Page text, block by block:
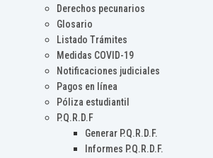
Derechos pecunarios
Glosario
Listado Trámites
Medidas COVID-19
Notificaciones judiciales
Pagos en línea
Póliza estudiantil
P.Q.R.D.F
Generar P.Q.R.D.F.
Informes P.Q.R.D.F.